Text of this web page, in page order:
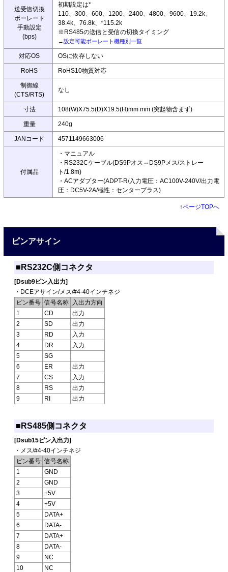
送受信切換
ボーレート
手動設定
(bps)
初期設定は*
110、300、600、1200、2400、4800、9600、19.2k、
38.4k、76.8k、*115.2k
※RS485の送信と受信の切換タイミング
→設定可能ボーレート機種別一覧
対応OS OSに依存しない
RoHS RoHS10物質対応
制御線
(CTS/RTS)
なし
寸法 108(W)X75.5(D)X19.5(H)mm mm (突起物含まず)
重量 240g
JANコード 4571149663006
付属品
・マニュアル
・RS232Cケーブル(DS9Pオス⇔DS9Pメス/ストレー
ト/1.8m)
・ACアダプター(ADPT-R/入力電圧：AC100V-240V/出力電
圧：DC5V-2A/極性：センタープラス)
↑ページTOPへ
ピンアサイン
■RS232C側コネクタ
[Dsub9ピン入出力]
・DCEアサイン/メス/#4-40インチネジ
ピン番号 信号名称
入出力方向
1
CD
出力
2
SD
出力
3
RD
入力
4
DR
入力
5
SG
6
ER
出力
7
CS
入力
8
RS
出力
9
RI 出力
■RS485側コネクタ
[Dsub15ピン入出力]
・メス/#4-40インチネジ
ピン番号 信号名称
1
GND
2
GND
3
+5V
4
+5V
5
DATA+
6
DATA-
7
DATA+
8
DATA-
9
NC
10
NC